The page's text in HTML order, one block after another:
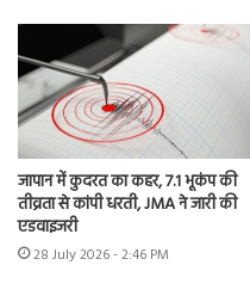
जापान में कुदरत का कहर, 7.1 भूकंप की
तीव्रता से कांपी धरती, JMA ने जारी की
एडवाइजरी
28 July 2026 - 2:46 PM